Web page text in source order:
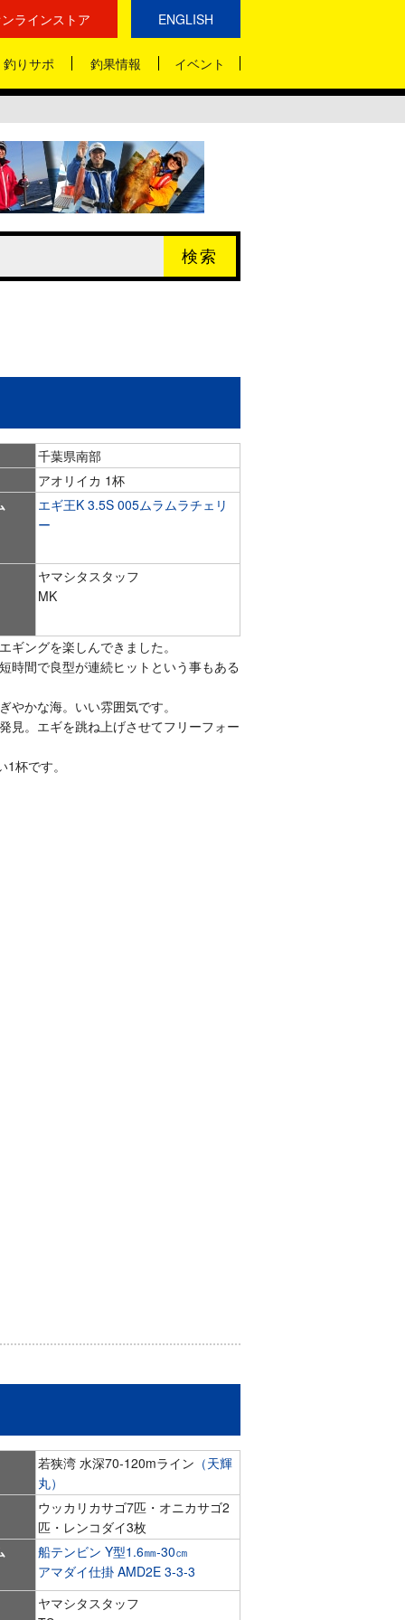
ラインストア ENGLISH
釣りサポ 釣果情報 イベント
千葉県南部
アオリイカ 1杯
エギ王K 3.5S 005ムラムラチェリ
ー
ヤマシタスタッフ
MK
ングを楽しんできました。
時間で良型が連続ヒットという事もある
かな海。いい雰囲気です。
見。エギを跳ね上げさせてフリーフォー
杯です。
若狭湾 水深70‐120mライン （天輝
丸）
ウッカリカサゴ7匹・オニカサゴ2
匹・レンコダイ3枚
船テンビン Y型1.6㎜‐30㎝
アマダイ仕掛 AMD2E 3-3-3
ヤマシタスタッフ